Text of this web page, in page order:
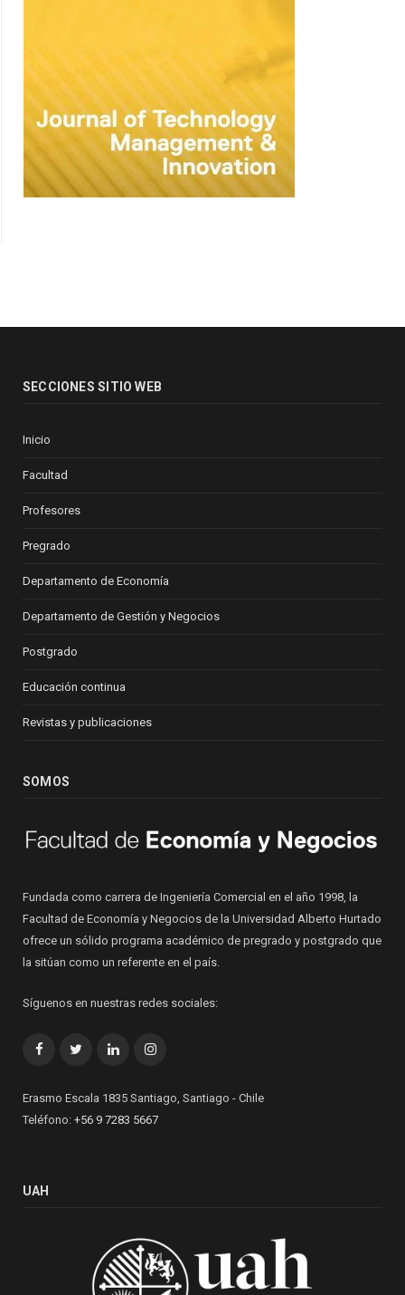
SECCIONES SITIO WEB
Inicio
Facultad
Profesores
Pregrado
Departamento de Economía
Departamento de Gestión y Negocios
Postgrado
Educación continua
Revistas y publicaciones
SOMOS
Fundada como carrera de Ingeniería Comercial en el año 1998, la
Facultad de Economía y Negocios de la Universidad Alberto Hurtado
ofrece un sólido programa académico de pregrado y postgrado que
la sitúan como un referente en el país.
Síguenos en nuestras redes sociales:
FacebookTwitterLinkedInInstagram
Erasmo Escala 1835 Santiago, Santiago - Chile
Teléfono: +56 9 7283 5667
UAH